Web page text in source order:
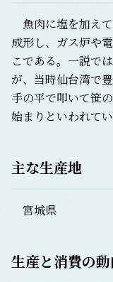
魚肉に塩を加え
成形し、ガス炉や
こである。一説で
が、当時仙台湾で
手の平で叩いて笹
始まりといわれてい
主な生産地
宮城県
生産と消費の